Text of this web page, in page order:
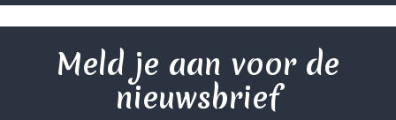
Meld je aan voor de
nieuwsbrief